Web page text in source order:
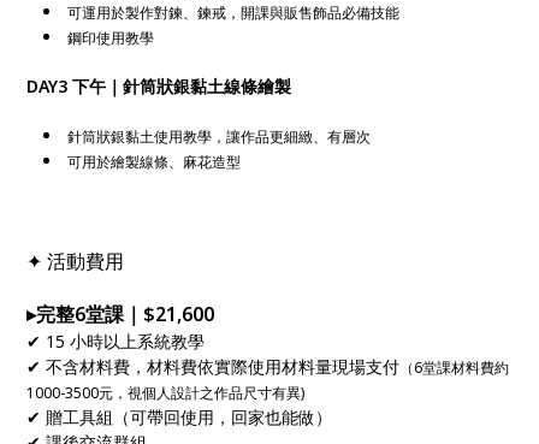
可運用於製作對鍊、鍊戒，開課與販售飾品必備技能
鋼印使用教學
DAY3 下午｜針筒狀銀黏土線條繪製
針筒狀銀黏土使用教學，讓作品更細緻、有層次
可用於繪製線條、麻花造型
✦ 活動費用
▸完整6堂課｜$21,600
✔ 15 小時以上系統教學
✔ 不含材料費，材料費依實際使用材料量現場支付 （6堂課材料費約
1000-3500元，視個人設計之作品尺寸有異)
✔ 贈工具組（可帶回使用，回家也能做）